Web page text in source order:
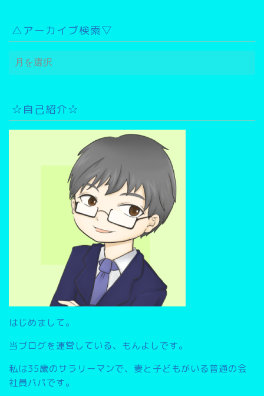
△アーカイブ検索▽
△
ア
イ
ブ
☆自己紹介☆
はじめまして。
当ブログを運営している、もんよしです。
私は35歳のサラリーマンで、妻と子どもがいる普通の会
社員パパです。